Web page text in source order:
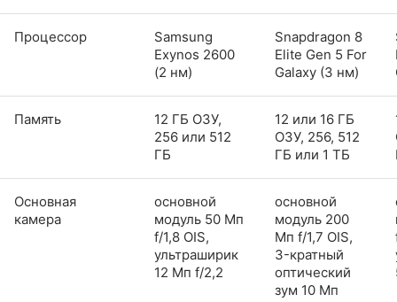
Процессор
Samsung
Exynos 2600
(2 нм)
Snapdragon 8
Elite Gen 5 For
Galaxy (3 нм)
Память
12 ГБ ОЗУ,
256 или 512
ГБ
12 или 16 ГБ
ОЗУ, 256, 512
ГБ или 1 ТБ
Основная
камера
основной
модуль 50 Мп
f/1,8 OIS,
ультраширик
12 Мп f/2,2
основной
модуль 200
Мп f/1,7 OIS,
3-кратный
оптический
зум 10 Мп